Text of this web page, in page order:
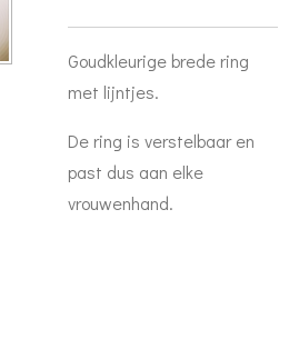
Goudkleurige brede ring
met lijntjes.
De ring is verstelbaar en
past dus aan elke
vrouwenhand.